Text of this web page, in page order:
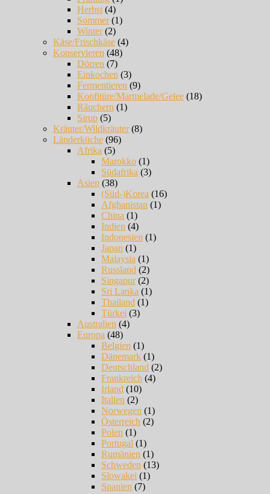
Herbst (4)
Sommer(1)
Winter(2)
Käse/Frischkäse (4)
Konservieren (48)
Dörren (7)
Einkochen (3)
Fermentieren (9)
Konfitüre/Marmelade/Gelee (18)
Räuchern (1)
Sirup (5)
Kräuter/Wildkräuter(8)
Länderküche (96)
Afrika (5)
Marokko (1)
Südafrika (3)
Asien (38)
(Süd-)Korea (16)
Afghanistan (1)
China (1)
Indien (4)
Indonesien (1)
Japan (1)
Malaysia (1)
Russland (2)
Singapur(2)
Sri Lanka (1)
Thailand (1)
Türkei (3)
Australien (4)
Europa (48)
Belgien (1)
Dänemark (1)
Deutschland (2)
Frankreich (4)
Irland (10)
Italien (2)
Norwegen (1)
Österreich (2)
Polen (1)
Portugal (1)
Rumänien (1)
Schweden (13)
Slowakei (1)
Spanien (7)